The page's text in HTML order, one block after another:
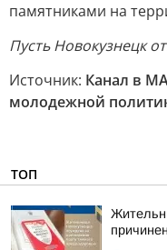
памятниками на
Пусть Новокузнецк
Источник: Канал в
молодежной
ТОП